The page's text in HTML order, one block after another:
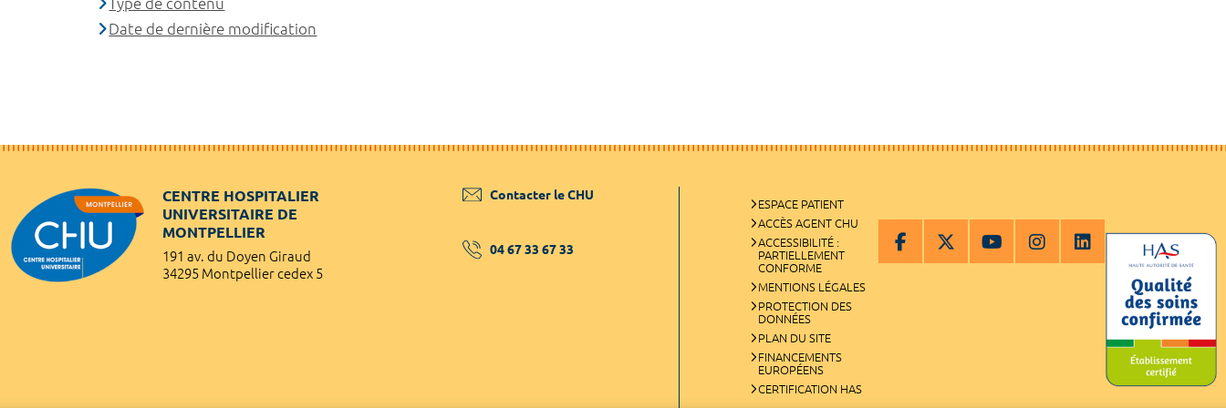
Date de dernière modification
CENTRE HOSPITALIER
UNIVERSITAIRE DE
MONTPELLIER
191 av. du Doyen Giraud
34295 Montpellier cedex 5
Contacter le CHU
04 67 33 67 33
ESPACE PATIENT
ACCÈS AGENT CHU
ACCESSIBILITÉ :
PARTIELLEMENT
CONFORME
MENTIONS LÉGALES
PROTECTION DES
DONNÉES
PLAN DU SITE
FINANCEMENTS
EUROPÉENS
CERTIFICATION HAS